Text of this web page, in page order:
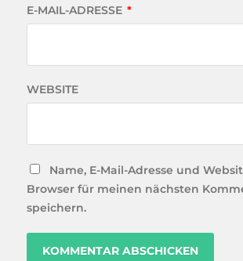
E-MAIL-ADRESSE *
WEBSITE
Name, E-Mail-Adresse und
Browser für meinen nächsten
speichern.